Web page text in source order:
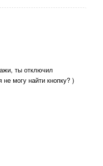
ты отключил
могу найти кнопку? )